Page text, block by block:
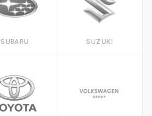
SUBARU SUZUKI